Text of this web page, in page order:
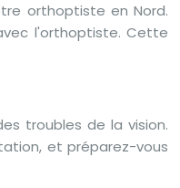
orthoptiste en Nord.
l'orthoptiste. Cette
troubles de la vision.
et préparez-vous